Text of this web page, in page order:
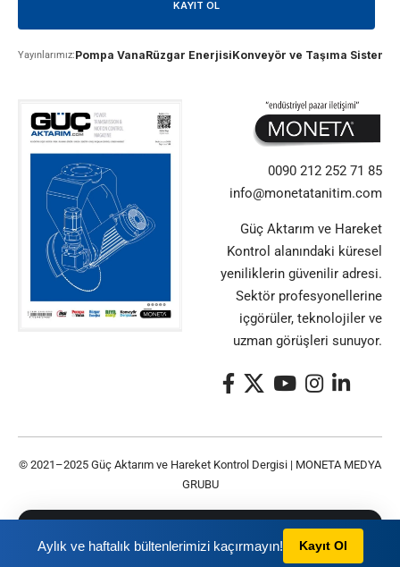
Şartlarını kabul etmiş olursunuz.
TAMAM
Yayınlarımız:Pompa VanaRüzgar EnerjisiKonveyör ve Taşıma
0090 212 252 71 85
info@monetatanitim.com
Güç Aktarım ve Hareket
Kontrol alanındaki küresel
yeniliklerin güvenilir adresi.
Sektör profesyonellerine
içgörüler, teknolojiler ve
uzman görüşleri sunuyor.
© 2021–2025 Güç Aktarım ve Hareket Kontrol Dergisi | MONETA MEDYA
GRUBU
Aylık ve haftalık bültenlerimizi kaçırmayın! Kayıt Ol